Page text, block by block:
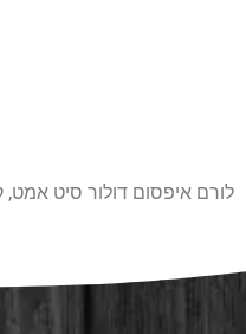
לורם איפסום דולור סיט אמט,